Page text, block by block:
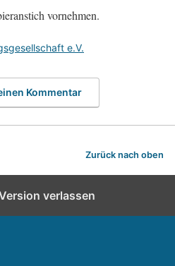
vornehmen.
e.V.
Kommentar
Zurück nach oben
verlassen